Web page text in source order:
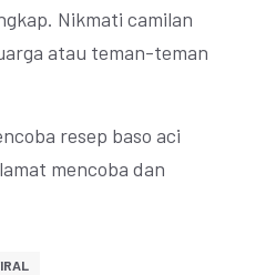
Nikmati camilan
atau teman-teman
resep baso aci
mencoba dan